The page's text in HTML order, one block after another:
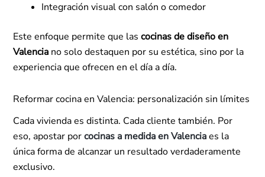
Integración visual con salón o comedor
Este enfoque permite que lascocinas de diseño en
Valencia no solo destaquen por su estética, sino por la
experiencia que ofrecen en el día a día.
Reformar cocina en Valencia: personalización sin límites
Cada vivienda es distinta. Cada cliente también. Por
eso, apostar porcocinas a medida en Valenciaes la
única forma de alcanzar un resultado verdaderamente
exclusivo.